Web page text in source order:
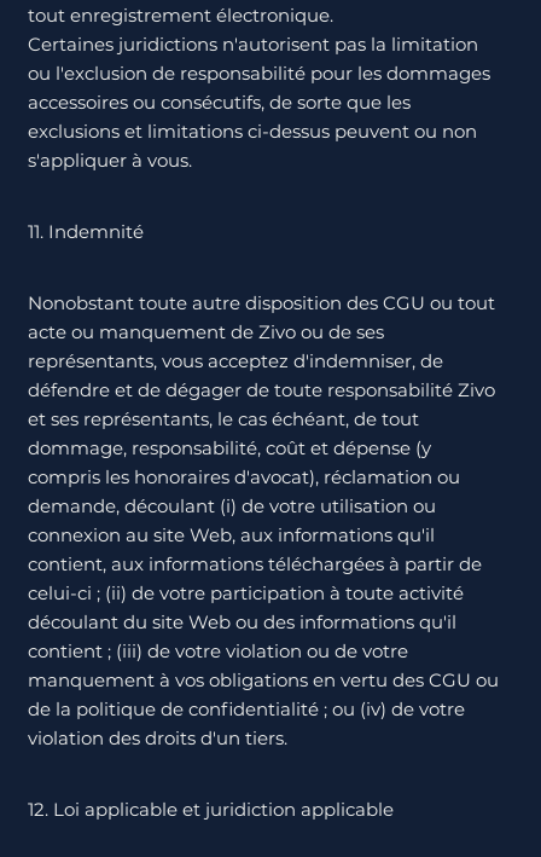
tout enregistrement électronique.
Certaines juridictions n'autorisent pas la limitation
ou l'exclusion de responsabilité pour les dommages
accessoires ou consécutifs, de sorte que les
exclusions et limitations ci-dessus peuvent ou non
s'appliquer à vous.
11. Indemnité
Nonobstant toute autre disposition des CGU ou tout
acte ou manquement de Zivo ou de ses
représentants, vous acceptez d'indemniser, de
défendre et de dégager de toute responsabilité Zivo
et ses représentants, le cas échéant, de tout
dommage, responsabilité, coût et dépense (y
compris les honoraires d'avocat), réclamation ou
demande, découlant (i) de votre utilisation ou
connexion au site Web, aux informations qu'il
contient, aux informations téléchargées à partir de
celui-ci ; (ii) de votre participation à toute activité
découlant du site Web ou des informations qu'il
contient ; (iii) de votre violation ou de votre
manquement à vos obligations en vertu des CGU ou
de la politique de confidentialité ; ou (iv) de votre
violation des droits d'un tiers.
12. Loi applicable et juridiction applicable